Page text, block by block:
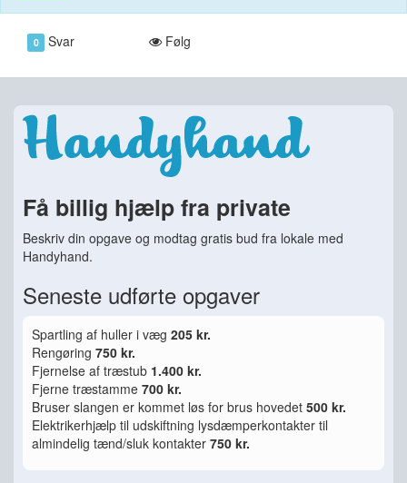
0 Svar Følg
Få billig hjælp fra private
Beskriv din opgave og modtag gratis bud fra lokale med
Handyhand.
Seneste udførte opgaver
Spartling af huller i væg 205 kr.
Rengøring 750 kr.
Fjernelse af træstub 1.400 kr.
Fjerne træstamme 700 kr.
Bruser slangen er kommet løs for brus hovedet 500 kr.
Elektrikerhjælp til udskiftning lysdæmperkontakter til
almindelig tænd/sluk kontakter 750 kr.